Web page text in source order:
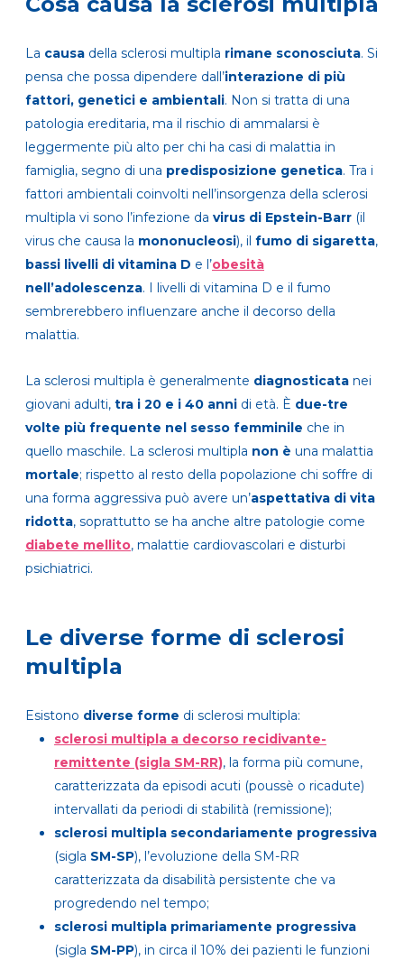
La causa della sclerosi multipla rimane sconosciuta. Si
pensa che possa dipendere dall’interazione di più
fattori, genetici e ambientali. Non si tratta di una
patologia ereditaria, ma il rischio di ammalarsi è
leggermente più alto per chi ha casi di malattia in
famiglia, segno di una predisposizione genetica. Tra i
fattori ambientali coinvolti nell’insorgenza della sclerosi
multipla vi sono l’infezione da virus di Epstein-Barr (il
virus che causa la mononucleosi), il fumo di sigaretta,
bassi livelli di vitamina D e l’obesità
nell’adolescenza. I livelli di vitamina D e il fumo
sembrerebbero influenzare anche il decorso della
malattia.
La sclerosi multipla è generalmente diagnosticata nei
giovani adulti, tra i 20 e i 40 anni di età. È due-tre
volte più frequente nel sesso femminile che in
quello maschile. La sclerosi multipla non è una malattia
mortale; rispetto al resto della popolazione chi soffre di
una forma aggressiva può avere un’aspettativa di vita
ridotta, soprattutto se ha anche altre patologie come
diabete mellito, malattie cardiovascolari e disturbi
psichiatrici.
Le diverse forme di sclerosi
multipla
Esistono diverse forme di sclerosi multipla:
sclerosi multipla a decorso recidivante-
remittente (sigla SM-RR), la forma più comune,
caratterizzata da episodi acuti (poussè o ricadute)
intervallati da periodi di stabilità (remissione);
sclerosi multipla secondariamente progressiva
(sigla SM-SP), l’evoluzione della SM-RR
caratterizzata da disabilità persistente che va
progredendo nel tempo;
sclerosi multipla primariamente progressiva
(sigla SM-PP), in circa il 10% dei pazienti le funzioni